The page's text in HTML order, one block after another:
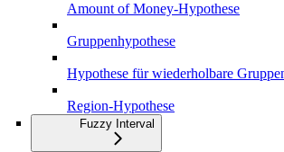
Amount of Money-Hypothese
Gruppenhypothese
Hypothese für wiederholbare
Region-Hypothese
Fuzzy Interval